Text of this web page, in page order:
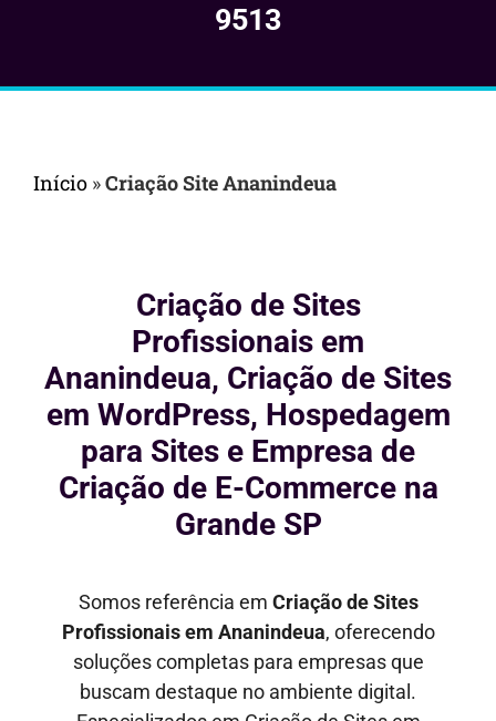
9513
Início »Criação Site Ananindeua
Criação de Sites
Profissionais em
Ananindeua, Criação de Sites
em WordPress, Hospedagem
para Sites e Empresa de
Criação de E-Commerce na
Grande SP
Somos referência em Criação de Sites
Profissionais em Ananindeua, oferecendo
soluções completas para empresas que
buscam destaque no ambiente digital.